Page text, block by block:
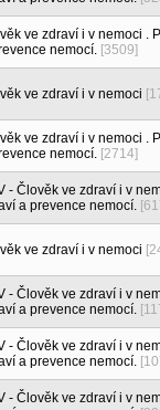
ve zdraví i v nemoci .
nemocí. [3509]
ve zdraví i v nemoci
ve zdraví i v nemoci .
nemocí. [2714]
- Člověk ve zdraví i v
a prevence nemocí.
ve zdraví i v nemoci
- Člověk ve zdraví i v
a prevence nemocí.
- Člověk ve zdraví i v
a prevence nemocí.
- Člověk ve zdraví i v